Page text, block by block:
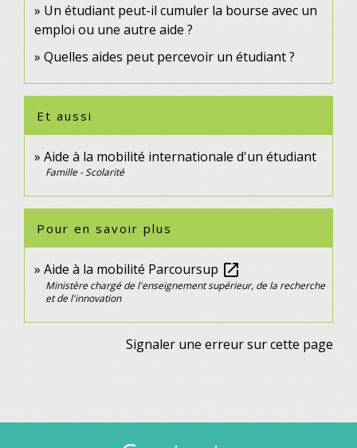
Un étudiant peut-il cumuler la bourse avec un
emploi ou une autre aide ?
Quelles aides peut percevoir un étudiant ?
Et aussi
Aide à la mobilité internationale d'un étudiant
Famille - Scolarité
Pour en savoir plus
Aide à la mobilité Parcoursup open_in_new
Ministère chargé de l'enseignement supérieur, de la recherche
et de l'innovation
Signaler une erreur sur cette page